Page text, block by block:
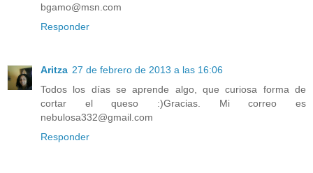
bgamo@msn.com
Responder
Aritza 27 de febrero de 2013 a las 16:06
Todos los días se aprende algo, que curiosa forma de
cortar el queso :)Gracias. Mi correo es
nebulosa332@gmail.com
Responder